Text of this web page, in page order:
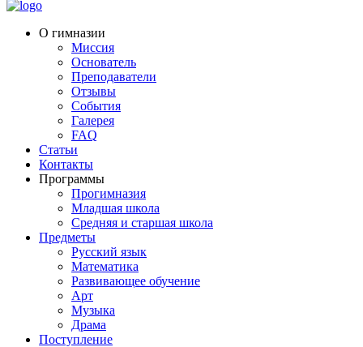
О гимназии
Миссия
Основатель
Преподаватели
Отзывы
События
Галерея
FAQ
Статьи
Контакты
Программы
Прогимназия
Младшая школа
Средняя и старшая школа
Предметы
Русский язык
Математика
Развивающее обучение
Арт
Музыка
Драма
Поступление